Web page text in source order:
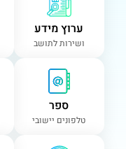
ערוץ מידע
ושירות לתושב
ספר
טלפונים יישובי